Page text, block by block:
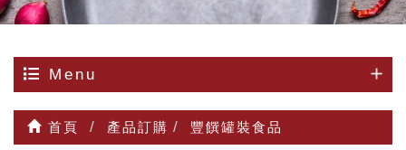
Menu
首頁 產品訂購 豐饌罐裝食品